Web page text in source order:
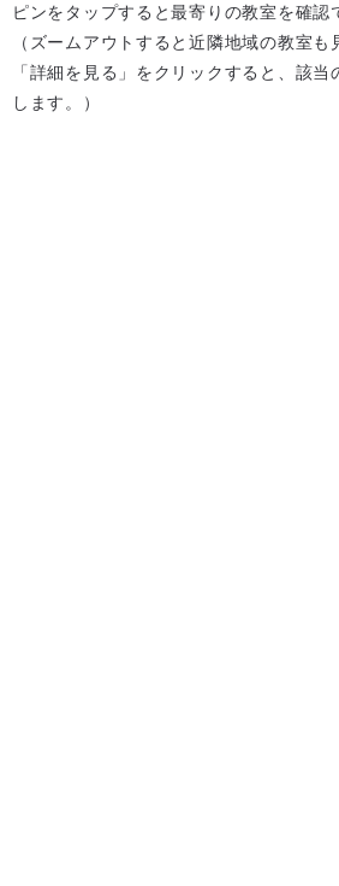
ピンをタップすると最寄りの教室を確認
（ズームアウトすると近隣地域の教室も
「詳細を見る」をクリックすると、該
します。）